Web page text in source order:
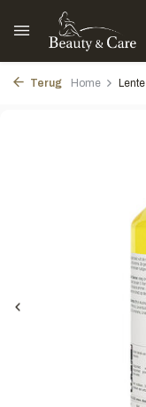
Terug Home